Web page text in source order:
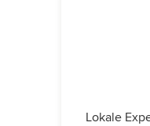
Lokale